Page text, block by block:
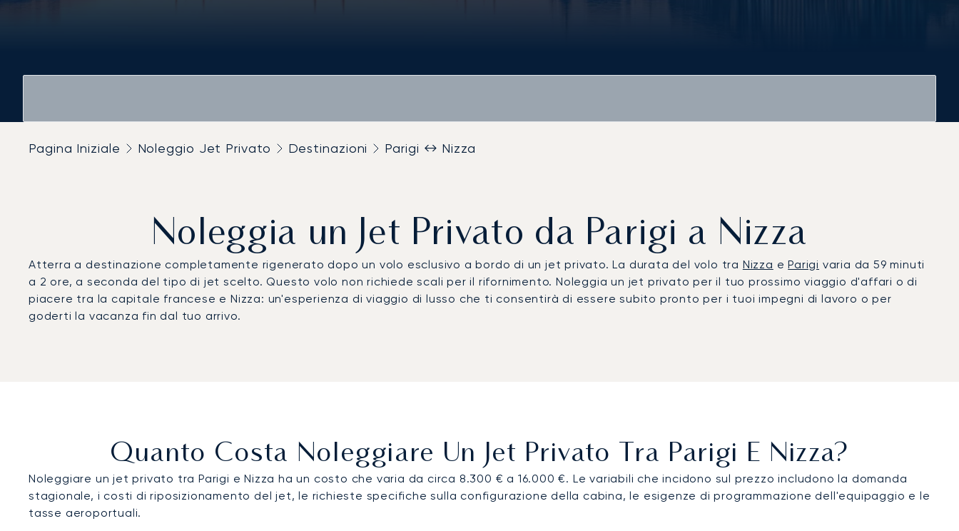
Pagina Iniziale Noleggio Jet Privato Destinazioni Parigi ↔ Nizza
Noleggia un Jet Privato da Parigi a Nizza
Atterra a destinazione completamente rigenerato dopo un volo esclusivo a bordo di un jet privato. La durata del volo tra Nizza eParigi varia da 59 minuti
a 2 ore, a seconda del tipo di jet scelto. Questo volo non richiede scali per il rifornimento. Noleggia un jet privato per il tuo prossimo viaggio d'affari o di
piacere tra la capitale francese e Nizza: un'esperienza di viaggio di lusso che ti consentirà di essere subito pronto per i tuoi impegni di lavoro o per
goderti la vacanza fin dal tuo arrivo.
Quanto Costa Noleggiare Un Jet Privato Tra Parigi E Nizza?
Noleggiare un jet privato tra Parigi e Nizza ha un costo che varia da circa 8.300 € a 16.000 €. Le variabili che incidono sul prezzo includono la domanda
stagionale, i costi di riposizionamento del jet, le richieste specifiche sulla configurazione della cabina, le esigenze di programmazione dell'equipaggio e le
tasse aeroportuali.